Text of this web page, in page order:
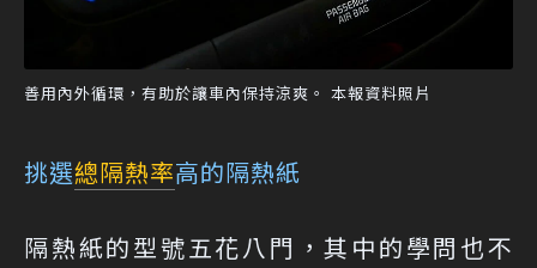
善用內外循環，有助於讓車內保持涼爽。 本報資料照片
挑選總隔熱率高的隔熱紙
隔熱紙的型號五花八門，其中的學問也不